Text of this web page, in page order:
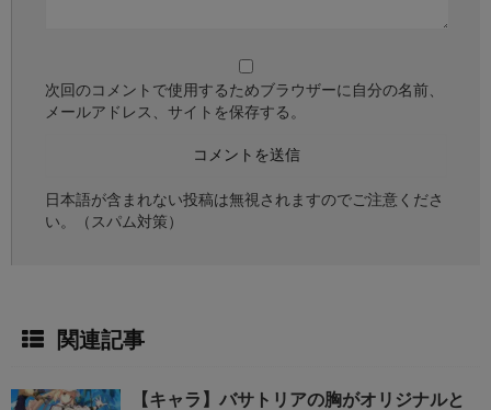
次回のコメントで使用するためブラウザーに自分の名前、
メールアドレス、サイトを保存する。
日本語が含まれない投稿は無視されますのでご注意くださ
い。（スパム対策）
関連記事
【キャラ】バサトリアの胸がオリジナルと